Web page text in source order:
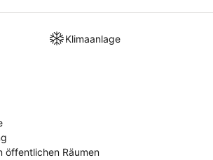
Klimaanlage
öffentlichen Räumen